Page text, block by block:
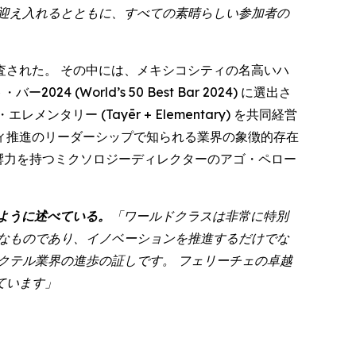
え入れるとともに、すべての素晴らしい参加者の
れた。 その中には、メキシコシティの名高いハ
バー2024 (World’s 50 Best Bar 2024) に選出さ
エレメンタリー (Tayēr + Elementary) を共同経営
進のリーダーシップで知られる業界の象徴的存在
を持つミクソロジーディレクターのアゴ・ペロー
に述べている。
「ワールドクラスは非常に特別
ものであり、イノベーションを推進するだけでな
テル業界の進歩の証しです。 フェリーチェの卓越
ます」